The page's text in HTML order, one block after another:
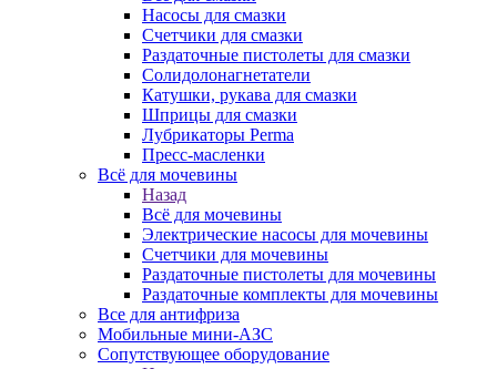
Насосы для смазки
Счетчики для смазки
Раздаточные пистолеты для смазки
Солидолонагнетатели
Катушки, рукава для смазки
Шприцы для смазки
Лубрикаторы Perma
Пресс-масленки
Всё для мочевины
Назад
Всё для мочевины
Электрические насосы для мочевины
Счетчики для мочевины
Раздаточные пистолеты для мочевины
Раздаточные комплекты для мочевины
Все для антифриза
Мобильные мини-АЗС
Сопутствующее оборудование